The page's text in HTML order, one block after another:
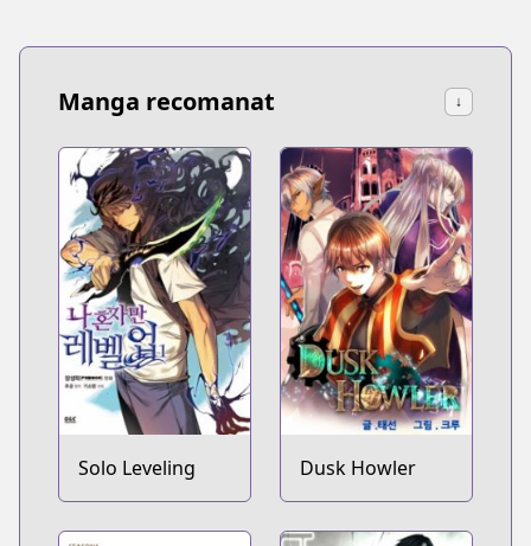
Manga recomanat ↓
Solo Leveling Dusk Howler